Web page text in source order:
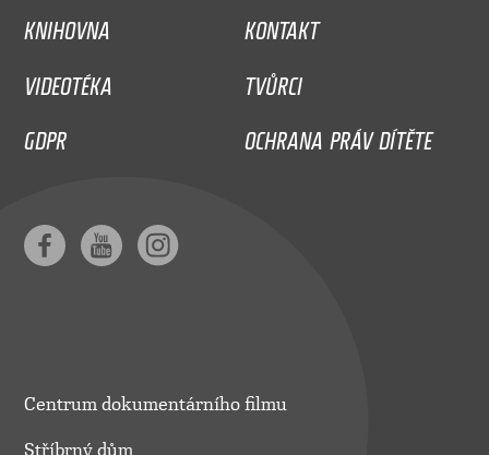
KNIHOVNA
KONTAKT
VIDEOTÉKA
TVŮRCI
GDPR
OCHRANA PRÁV DÍTĚTE
Centrum dokumentárního filmu
Stříbrný dům